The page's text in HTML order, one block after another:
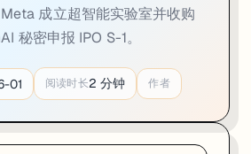
成立超智能实验室并收购
秘密申报 IPO S-1。
01 阅读时长2 分钟 作者